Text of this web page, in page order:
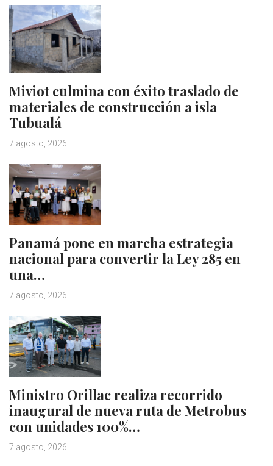
Miviot culmina con éxito traslado de
materiales de construcción a isla
Tubualá
7 agosto, 2026
Panamá pone en marcha estrategia
nacional para convertir la Ley 285 en
una…
7 agosto, 2026
Ministro Orillac realiza recorrido
inaugural de nueva ruta de Metrobus
con unidades 100%…
7 agosto, 2026